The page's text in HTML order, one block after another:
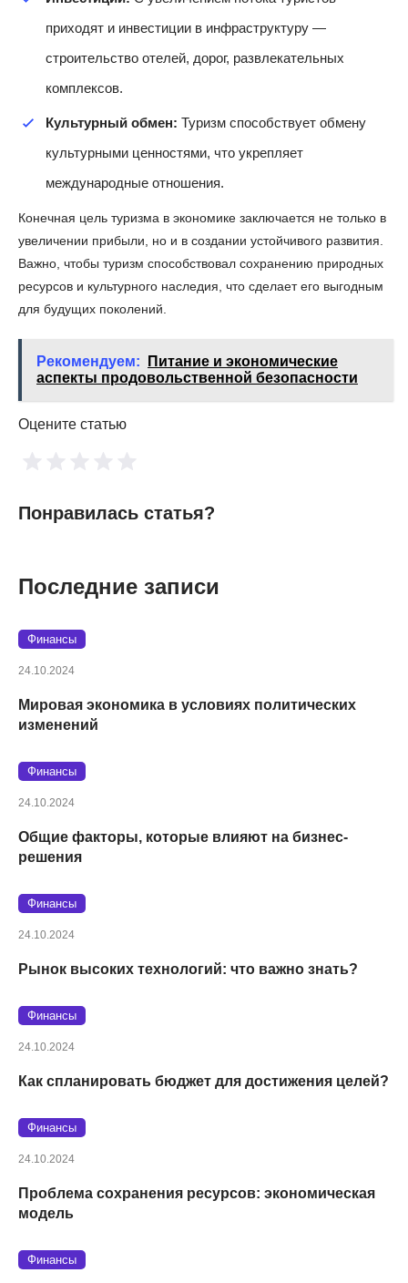
приходят и инвестиции в инфраструктуру —
строительство отелей, дорог, развлекательных
комплексов.
Культурный обмен: Туризм способствует обмену
культурными ценностями, что укрепляет
международные отношения.
Конечная цель туризма в экономике заключается не только в
увеличении прибыли, но и в создании устойчивого развития.
Важно, чтобы туризм способствовал сохранению природных
ресурсов и культурного наследия, что сделает его выгодным
для будущих поколений.
Рекомендуем:
Питание и экономические
аспекты продовольственной безопасности
Оцените статью
Понравилась статья?
Последние записи
Финансы
24.10.2024
Мировая экономика в условиях политических
изменений
Финансы
24.10.2024
Общие факторы, которые влияют на бизнес-
решения
Финансы
24.10.2024
Рынок высоких технологий: что важно знать?
Финансы
24.10.2024
Как спланировать бюджет для достижения целей?
Финансы
24.10.2024
Проблема сохранения ресурсов: экономическая
модель
Финансы